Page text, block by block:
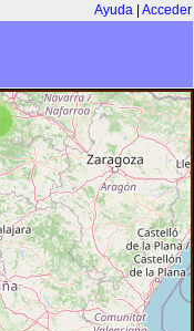
Ayuda Acceder